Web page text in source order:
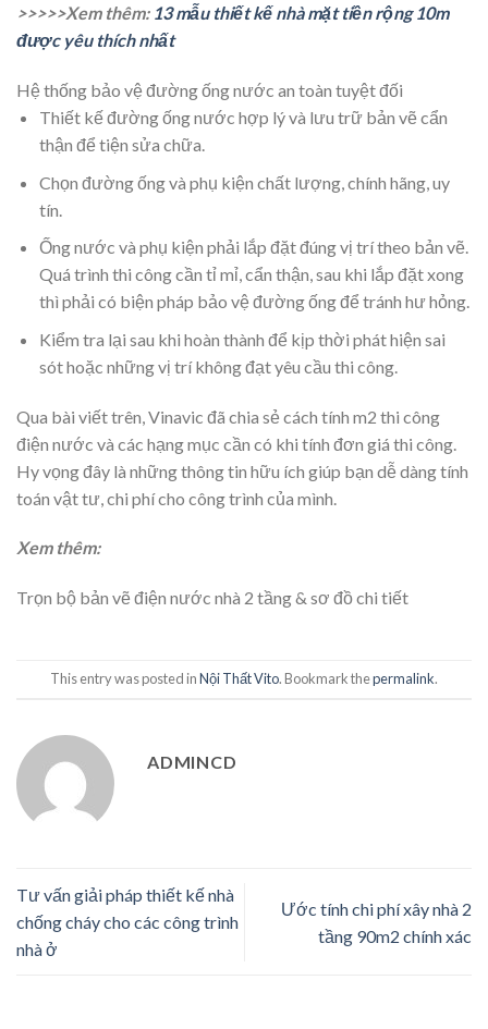
>>>>>Xem thêm: 13 mẫu thiết kế nhà mặt tiền rộng 10m
được yêu thích nhất
Hệ thống bảo vệ đường ống nước an toàn tuyệt đối
Thiết kế đường ống nước hợp lý và lưu trữ bản vẽ cẩn
thận để tiện sửa chữa.
Chọn đường ống và phụ kiện chất lượng, chính hãng, uy
tín.
Ống nước và phụ kiện phải lắp đặt đúng vị trí theo bản vẽ.
Quá trình thi công cần tỉ mỉ, cẩn thận, sau khi lắp đặt xong
thì phải có biện pháp bảo vệ đường ống để tránh hư hỏng.
Kiểm tra lại sau khi hoàn thành để kịp thời phát hiện sai
sót hoặc những vị trí không đạt yêu cầu thi công.
Qua bài viết trên, Vinavic đã chia sẻ cách tính m2 thi công
điện nước và các hạng mục cần có khi tính đơn giá thi công.
Hy vọng đây là những thông tin hữu ích giúp bạn dễ dàng tính
toán vật tư, chi phí cho công trình của mình.
Xem thêm:
Trọn bộ bản vẽ điện nước nhà 2 tầng & sơ đồ chi tiết
This entry was posted inNội Thất Vito. Bookmark thepermalink.
ADMINCD
Tư vấn giải pháp thiết kế nhà
chống cháy cho các công trình
nhà ở
Ước tính chi phí xây nhà 2
tầng 90m2 chính xác